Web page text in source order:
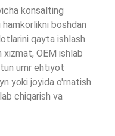
konsalting
boshdan
qayta ishlash
OEM ishlab
umr ehtiyot
yoki joyida o'rnatish
chiqarish va